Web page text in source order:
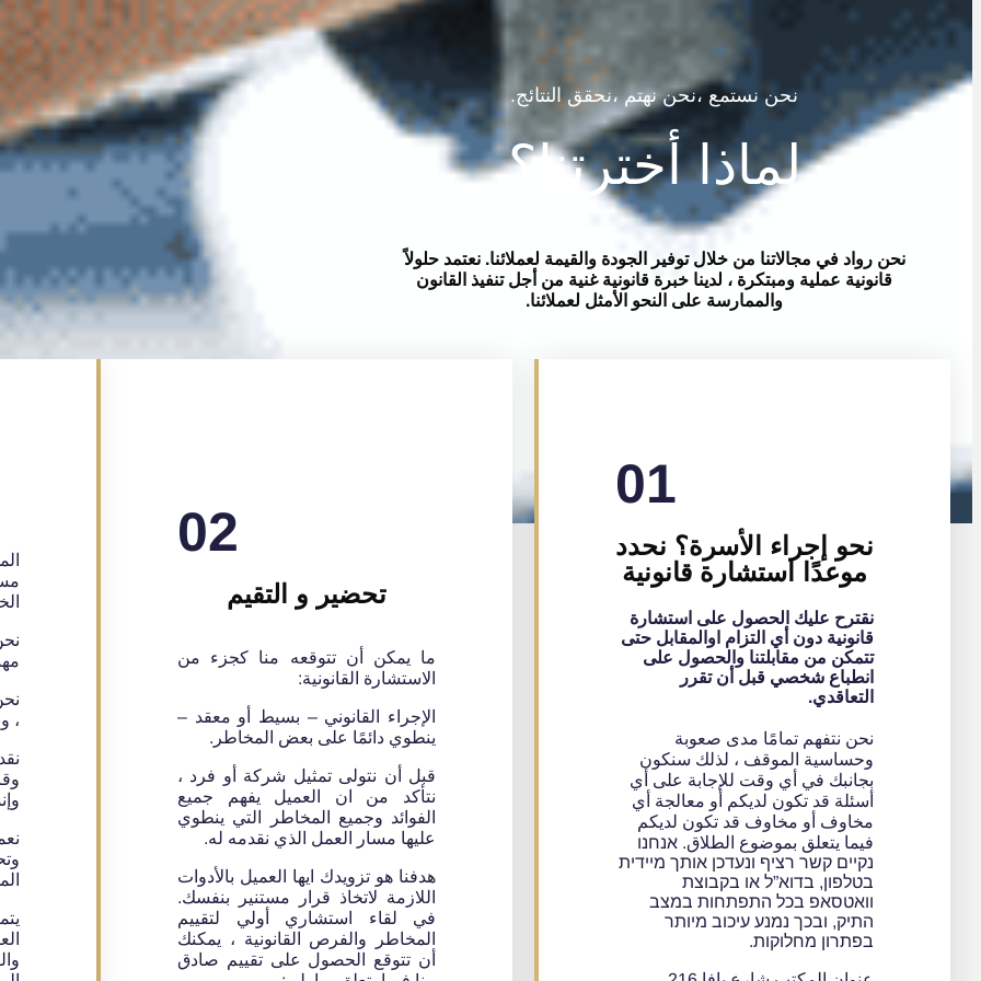
نحن نستمع ،نحن نهتم ،نحقق النتائج.
لماذا أخترتنا؟
نحن رواد في مجالاتنا من خلال توفير الجودة والقيمة لعملائنا. نعتمد حلولاً
قانونية عملية ومبتكرة ، لدينا خبرة قانونية غنية من أجل تنفيذ القانون
والممارسة على النحو الأمثل لعملائنا.
01
نحو إجراء الأسرة؟ نحدد
موعدًا استشارة قانونية
نقترح عليك الحصول على استشارة
قانونية دون أي التزام اوالمقابل حتى
تتمكن من مقابلتنا والحصول على
انطباع شخصي قبل أن تقرر
التعاقدي.
نحن نتفهم تمامًا مدى صعوبة
وحساسية الموقف ، لذلك سنكون
بجانبك في أي وقت للإجابة على أي
أسئلة قد تكون لديكم أو معالجة أي
مخاوف أو مخاوف قد تكون لديكم
فيما يتعلق بموضوع الطلاق. אנחנו
נקיים קשר רציף ונעדכן אותך מיידית
בטלפון, בדוא”ל או בקבוצת
וואטסאפ בכל התפתחות במצב
התיק, ובכך נמנע עיכוב מיותר
בפתרון מחלוקות.
02
تحضير و التقيم
ما يمكن أن تتوقعه منا كجزء من
الاستشارة القانونية:
الإجراء القانوني – بسيط أو معقد –
ينطوي دائمًا على بعض المخاطر.
قبل أن نتولى تمثيل شركة أو فرد ،
نتأكد من ان العميل يفهم جميع
الفوائد وجميع المخاطر التي ينطوي
عليها مسار العمل الذي نقدمه له.
هدفنا هو تزويدك ايها العميل بالأدوات
اللازمة لاتخاذ قرار مستنير بنفسك.
في لقاء استشاري أولي لتقييم
المخاطر والفرص القانونية ، يمكنك
أن تتوقع الحصول على تقييم صادق
،